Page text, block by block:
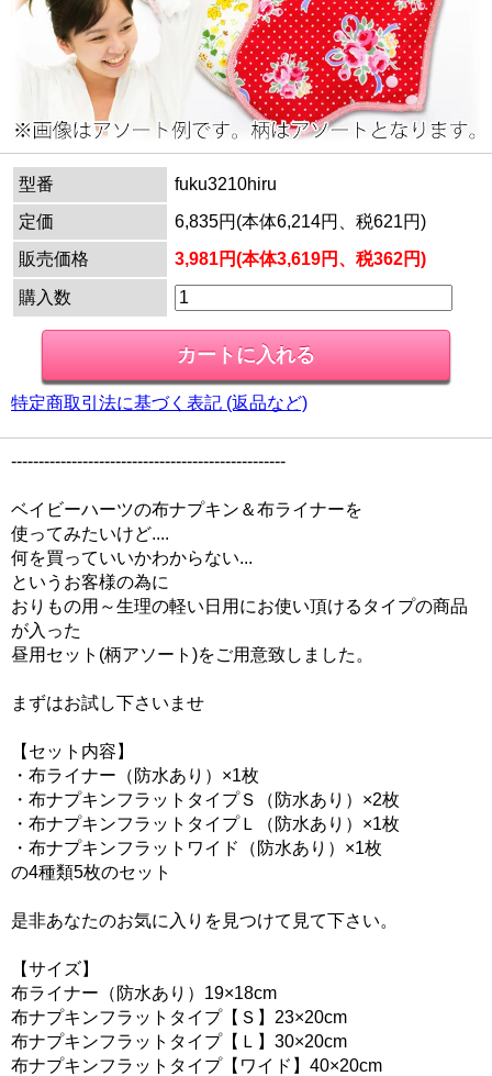
型番
fuku3210hiru
定価
6,835円(本体6,214円、税621円)
販売価格
3,981円(本体3,619円、税362円)
購入数
特定商取引法に基づく表記 (返品など)
--------------------------------------------------
ベイビーハーツの布ナプキン＆布ライナーを
使ってみたいけど....
何を買っていいかわからない...
というお客様の為に
おりもの用～生理の軽い日用にお使い頂けるタイプの商品
が入った
昼用セット(柄アソート)をご用意致しました。
まずはお試し下さいませ
【セット内容】
・布ライナー（防水あり）×1枚
・布ナプキンフラットタイプＳ（防水あり）×2枚
・布ナプキンフラットタイプＬ（防水あり）×1枚
・布ナプキンフラットワイド（防水あり）×1枚
の4種類5枚のセット
是非あなたのお気に入りを見つけて見て下さい。
【サイズ】
布ライナー（防水あり）19×18cm
布ナプキンフラットタイプ【Ｓ】23×20cm
布ナプキンフラットタイプ【Ｌ】30×20cm
布ナプキンフラットタイプ【ワイド】40×20cm